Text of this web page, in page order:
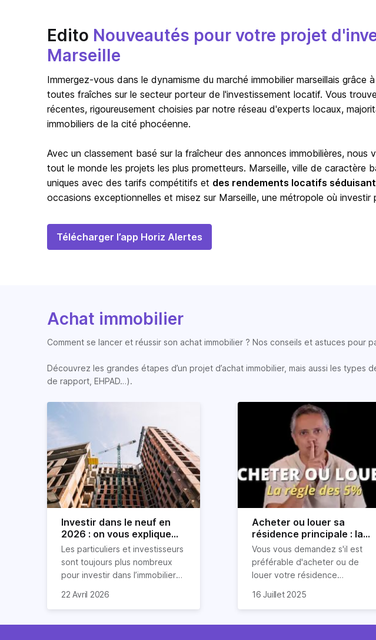
Edito Nouveautés pour votre projet
Marseille
Immergez-vous dans le dynamisme du marché immobilier marseillais grâce
toutes fraîches sur le secteur porteur de l'investissement locatif. Vous
récentes, rigoureusement choisies par notre réseau d'experts locaux,
immobiliers de la cité phocéenne.
Avec un classement basé sur la fraîcheur des annonces immobilières,
tout le monde les projets les plus prometteurs. Marseille, ville de caractère
uniques avec des tarifs compétitifs et des rendements locatifs
occasions exceptionnelles et misez sur Marseille, une métropole où investir
Télécharger l’app Horiz Alertes
Achat immobilier
Comment se lancer et réussir son achat immobilier ? Nos conseils et astuces pour
Découvrez les grandes étapes d’un projet d’achat immobilier, mais aussi les
de rapport, EHPAD…).
Investir dans le neuf en
2026 : on vous explique
tout !
Les particuliers et investisseurs
sont toujours plus nombreux
pour investir dans l’immobilier
nombreux avantages à choisir
expliquons tout dans cet
22 Avril 2026
Acheter ou louer sa
résidence principale : la
règle simple des 5%
révélée
Vous vous demandez s'il est
préférable d'acheter ou de
louer votre résidence
expert en finance pour prendre
règle simple, la règle des 5%,
affirmations catégoriques
l'argent par les fenêtres" ou "il
16 Juillet 2025